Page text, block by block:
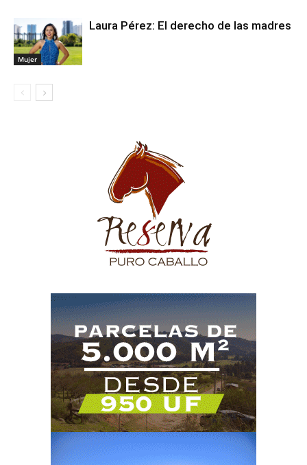
Mujer
Laura Pérez: El derecho de las madres